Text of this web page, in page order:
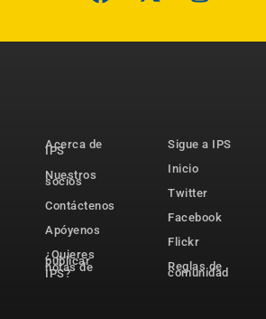
Acerca de
IPS
Nuestros
socios
Contáctenos
Apóyenos
¿Quieres
publicar
notas de
IPS?
Sigue a IPS
Inicio
Twitter
Facebook
Flickr
Reglas de
comunidad